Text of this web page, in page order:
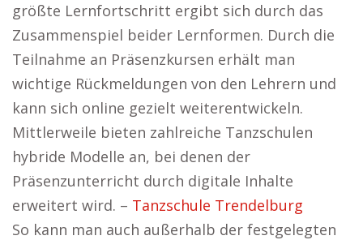
größte Lernfortschritt ergibt sich durch das
Zusammenspiel beider Lernformen. Durch die
Teilnahme an Präsenzkursen erhält man
wichtige Rückmeldungen von den Lehrern und
kann sich online gezielt weiterentwickeln.
Mittlerweile bieten zahlreiche Tanzschulen
hybride Modelle an, bei denen der
Präsenzunterricht durch digitale Inhalte
erweitert wird. – Tanzschule Trendelburg
So kann man auch außerhalb der festgelegten